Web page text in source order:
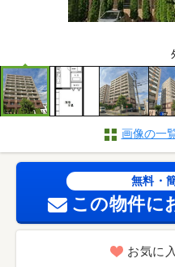
画像の一
無料・
この物件に
お気に